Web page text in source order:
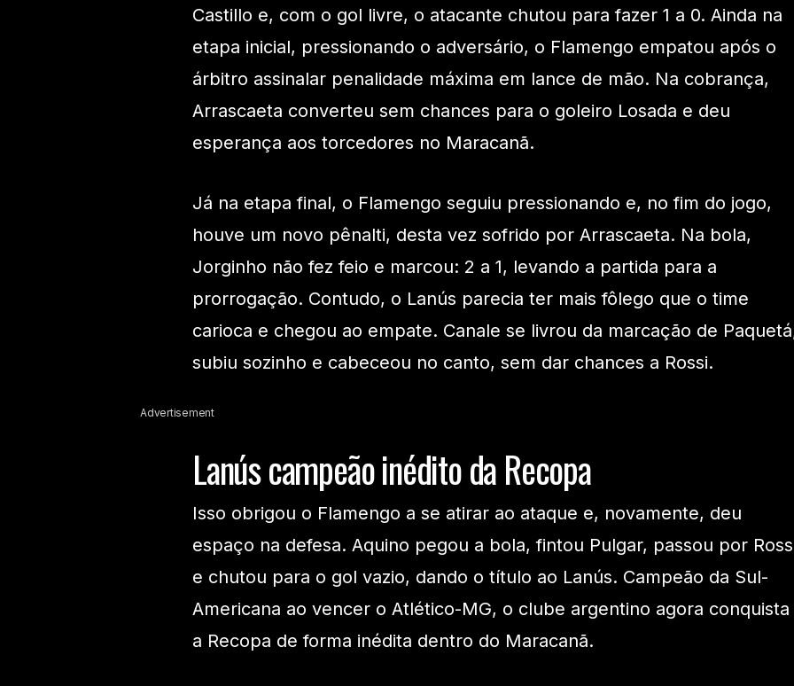
Castillo e, com o gol livre, o atacante chutou para fazer 1 a 0. Ainda na
etapa inicial, pressionando o adversário, o Flamengo empatou após o
árbitro assinalar penalidade máxima em lance de mão. Na cobrança,
Arrascaeta converteu sem chances para o goleiro Losada e deu
esperança aos torcedores no Maracanã.
Já na etapa final, o Flamengo seguiu pressionando e, no fim do jogo,
houve um novo pênalti, desta vez sofrido por Arrascaeta. Na bola,
Jorginho não fez feio e marcou: 2 a 1, levando a partida para a
prorrogação. Contudo, o Lanús parecia ter mais fôlego que o time
carioca e chegou ao empate. Canale se livrou da marcação de
subiu sozinho e cabeceou no canto, sem dar chances a Rossi.
Advertisement
Lanús campeão inédito da Recopa
Isso obrigou o Flamengo a se atirar ao ataque e, novamente, deu
espaço na defesa. Aquino pegou a bola, fintou Pulgar, passou por
e chutou para o gol vazio, dando o título ao Lanús. Campeão da Sul-
Americana ao vencer o Atlético-MG, o clube argentino agora conquista
a Recopa de forma inédita dentro do Maracanã.